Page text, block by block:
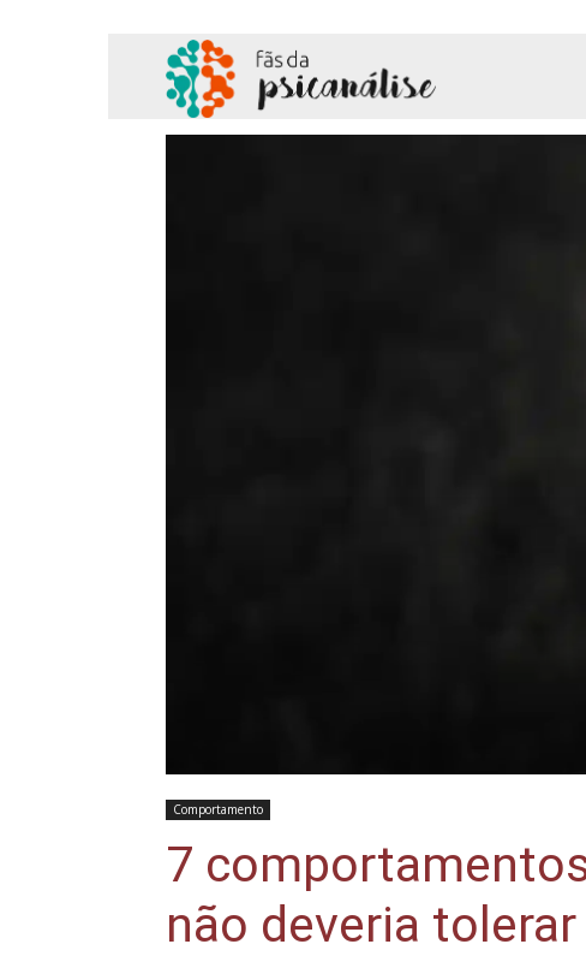
Comportamento
7
não deveria